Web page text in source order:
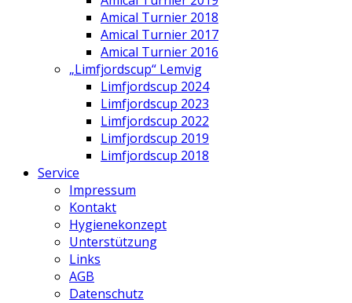
Amical Turnier 2018
Amical Turnier 2017
Amical Turnier 2016
„Limfjordscup“ Lemvig
Limfjordscup 2024
Limfjordscup 2023
Limfjordscup 2022
Limfjordscup 2019
Limfjordscup 2018
Service
Impressum
Kontakt
Hygienekonzept
Unterstützung
Links
AGB
Datenschutz